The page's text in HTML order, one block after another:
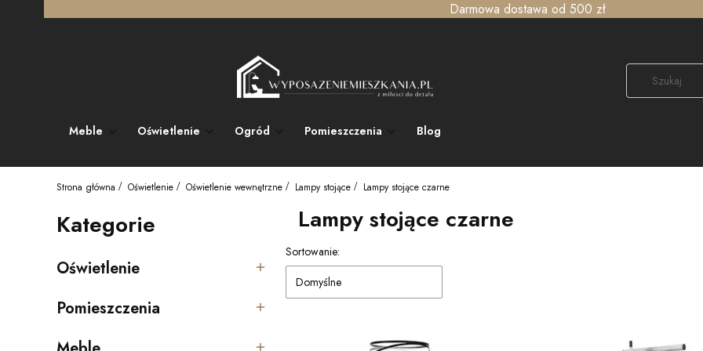
Darmowa dostawa od 500 zł
Meble Oświetlenie Ogród Pomieszczenia Blog
Strona główna Oświetlenie Oświetlenie wewnętrzne Lampy stojące Lampy stojące czarne
Kategorie
Kategoria - Oświetlenie
Oświetlenie
Kategoria - Pomieszczenia
Pomieszczenia
Lampy stojące czarne
Lista produktów
Sortowanie:
Domyślne